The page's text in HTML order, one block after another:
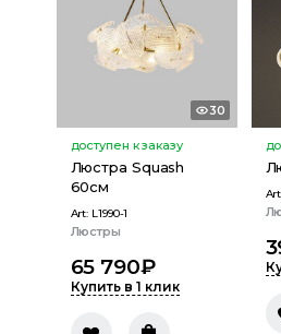
30
доступен к заказу
Люстра Squash
60см
Art: L1990-1
Люстры
65 790₽
Купить в 1 клик